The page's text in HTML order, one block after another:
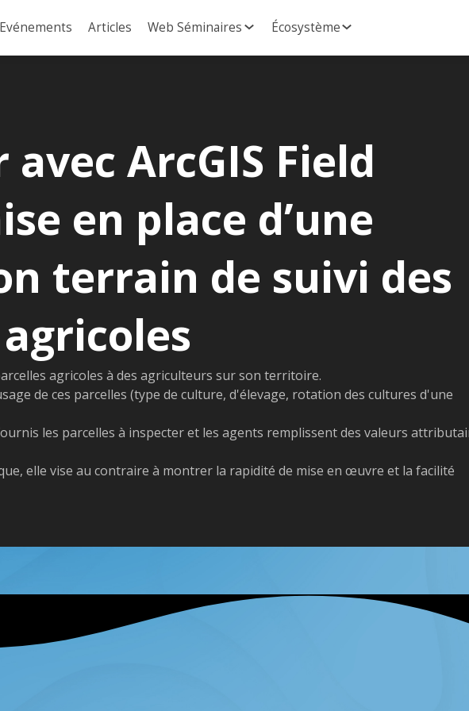
Evénements Articles Web Séminaires Écosystème
ArcGIS Field
en place d’une
terrain de suivi des
agricoles à des agriculteurs sur son territoire.
de ces parcelles (type de culture, d'élevage, rotation des cultures d'une
les parcelles à inspecter et les agents remplissent des valeurs
elle vise au contraire à montrer la rapidité de mise en œuvre et la facilité